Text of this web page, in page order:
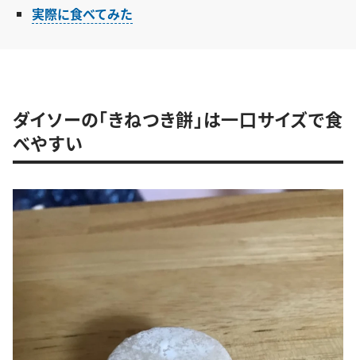
実際に食べてみた
ダイソーの「きねつき餅」は一口サイズで食
べやすい